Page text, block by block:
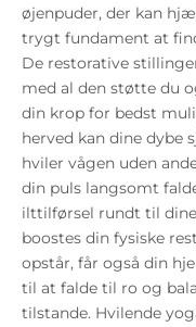
øjenpuder, der kan
trygt fundament at
De restorative
med al den støtte du
din krop for bedst
herved kan dine dybe
hviler vågen uden
din puls langsomt
ilttilførsel rundt til
boostes din fysiske
opstår, får også din
til at falde til ro og
tilstande. Hvilende